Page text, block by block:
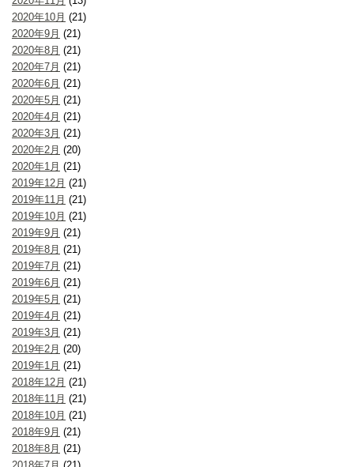
2020年10月 (21)
2020年9月 (21)
2020年8月 (21)
2020年7月 (21)
2020年6月 (21)
2020年5月 (21)
2020年4月 (21)
2020年3月 (21)
2020年2月 (20)
2020年1月 (21)
2019年12月 (21)
2019年11月 (21)
2019年10月 (21)
2019年9月 (21)
2019年8月 (21)
2019年7月 (21)
2019年6月 (21)
2019年5月 (21)
2019年4月 (21)
2019年3月 (21)
2019年2月 (20)
2019年1月 (21)
2018年12月 (21)
2018年11月 (21)
2018年10月 (21)
2018年9月 (21)
2018年8月 (21)